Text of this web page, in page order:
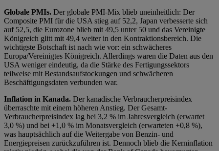
Globale PMIs. Der globale PMI-Mix blieb uneinheitlich: Der
Composite PMI für die USA stieg auf 52,2, Japan verbesserte sich
auf 52,5, die Eurozone blieb mit 49,5 unter 50 und das Vereinigte
Königreich glitt mit 49,4 weiter in den Kontraktionsbereich. Die
wichtigste Botschaft ist nach wie vor: ein schwächeres
Europa/Vereinigtes Königreich. Allerdings waren die Daten aus den
USA weniger eindeutig, da die Stärke des Fertigungssektors
teilweise mit Bestandsaufstockungen und schwächeren
Beschäftigungsdaten verbunden war.
Inflation in Kanada. Der kanadische Verbraucherpreisindex
überraschte mit einem höheren Anstieg. Der Gesamt-
Verbraucherpreisindex lag bei 3,2 % im Jahresvergleich (erwartet
3,0 %) und bei +1,0 % im Monatsvergleich (erwarteten +0,8 %),
was hauptsächlich auf die Weitergabe von Benzin- und
Energiepreisen zurückzuführen ist. Dennoch blieb die Kerninflation